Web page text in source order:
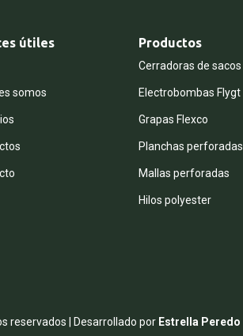
útiles
somos
Productos
Cerradoras de sacos
Electrobombas Flygt
Grapas Flexco
Planchas perforadas
Mallas perforadas
Hilos polyester
reservados | Desarrollado por Estrella Peredo